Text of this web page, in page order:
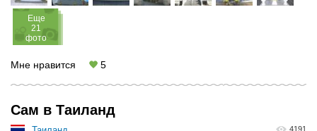
Eще
21
фото
Мне нравится 5
Сам в Таиланд
4191